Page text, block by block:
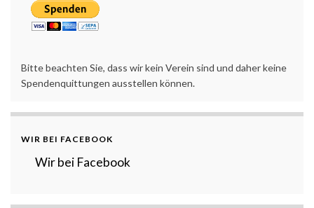
Bitte beachten Sie, dass wir kein Verein sind und daher keine
Spendenquittungen ausstellen können.
WIR BEI FACEBOOK
Wir bei Facebook